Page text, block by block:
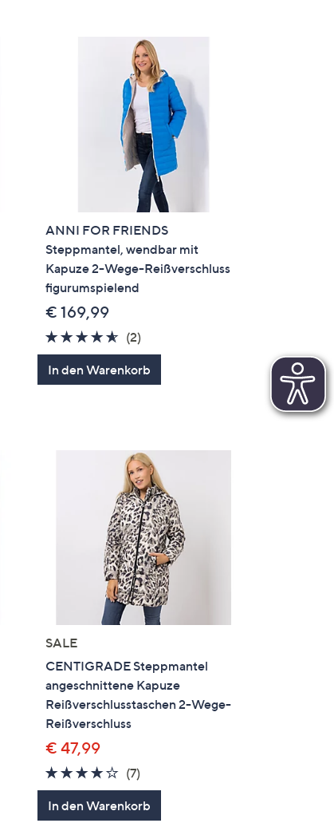
ANNI FOR FRIENDS
Steppmantel, wendbar mit
Kapuze 2-Wege-Reißverschluss
figurumspielend
€ 169,99
4.5
von
5
(2)
Bewertungen
In den Warenkorb
SALE
CENTIGRADE Steppmantel
angeschnittene Kapuze
Reißverschlusstaschen 2-Wege-
Reißverschluss
€ 47,99
4.1
von
5
(7)
Bewertungen
In den Warenkorb